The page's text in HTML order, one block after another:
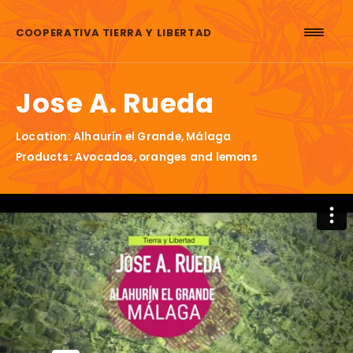
COOPERATIVA TIERRA Y LIBERTAD
Jose A. Rueda
Location: Alhaurín el Grande, Málaga
Products: Avocados, oranges and lemons